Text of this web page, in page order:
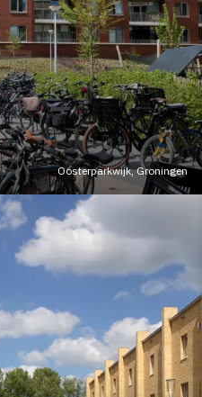
Oosterparkwijk, Groningen